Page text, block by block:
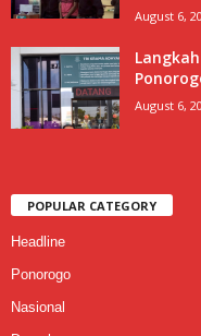
August 6,
August 6,
POPULAR CATEGORY
Headline
Ponorogo
Nasional